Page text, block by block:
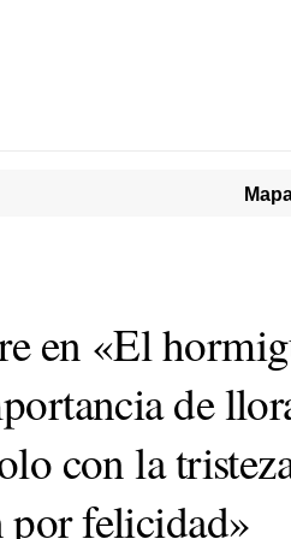
en «El
de
con la
felicidad»